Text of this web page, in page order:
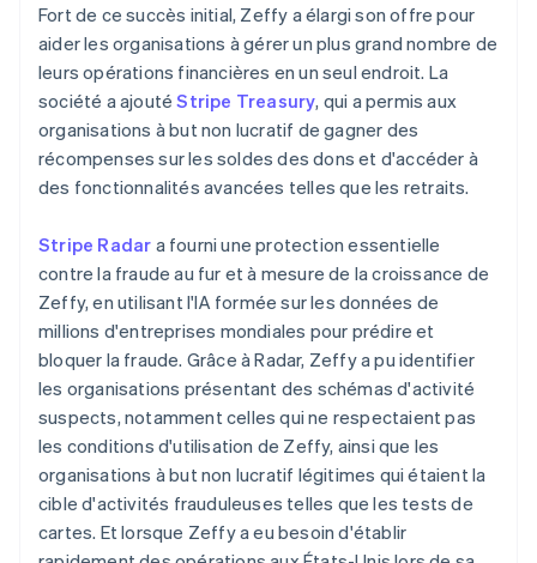
Fort de ce succès initial, Zeffy a élargi son offre pour
aider les organisations à gérer un plus grand nombre de
leurs opérations financières en un seul endroit. La
société a ajoutéStripe Treasury, qui a permis aux
organisations à but non lucratif de gagner des
récompenses sur les soldes des dons et d'accéder à
des fonctionnalités avancées telles que les retraits.
Stripe Radar a fourni une protection essentielle
contre la fraude au fur et à mesure de la croissance de
Zeffy, en utilisant l'IA formée sur les données de
millions d'entreprises mondiales pour prédire et
bloquer la fraude. Grâce à Radar, Zeffy a pu identifier
les organisations présentant des schémas d'activité
suspects, notamment celles qui ne respectaient pas
les conditions d'utilisation de Zeffy, ainsi que les
organisations à but non lucratif légitimes qui étaient la
cible d'activités frauduleuses telles que les tests de
cartes. Et lorsque Zeffy a eu besoin d'établir